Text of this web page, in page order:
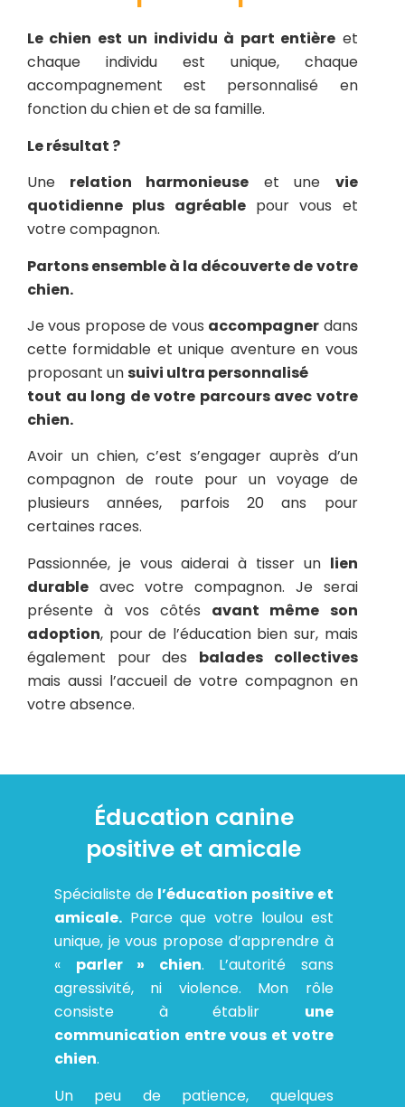
Le chien est un individu à part entière et
chaque individu est unique, chaque
accompagnement est personnalisé en
fonction du chien et de sa famille.
Le résultat ?
Une relation harmonieuse et une vie
quotidienne plus agréablepour vous et
votre compagnon.
Partons ensemble à la découverte de votre
chien.
Je vous propose de vous accompagner dans
cette formidable et unique aventure en vous
proposant unsuivi ultra personnalisé
tout au long de votre parcours avec votre
chien.
Avoir un chien, c’est s’engager auprès d’un
compagnon de route pour un voyage de
plusieurs années, parfois 20 ans pour
certaines races.
Passionnée, je vous aiderai à tisser un lien
durable avec votre compagnon. Je serai
présente à vos côtés avant même son
adoption, pour de l’éducation bien sur, mais
également pour des balades collectives
mais aussi l’accueil de votre compagnon en
votre absence.
Éducation canine
positive et amicale
Spécialiste del’éducation positive et
amicale. Parce que votre loulou est
unique, je vous propose d’apprendre à
« parler » chien. L’autorité sans
agressivité, ni violence. Mon rôle
consiste à établir une
communication entre vous et votre
chien.
Un peu de patience, quelques